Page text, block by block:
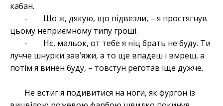
кабан.
- Що ж, дякую, що підвезли, – я простягнув
цьому неприємному типу гроші.
- Нє, мальок, от тебе я ніц брать не буду. Ти
лучче шнурки зав’яжи, а то ще впадеш і вмреш, а
потім я винен буду, – товстун реготав іще дужче.
Не встиг я подивитися на ноги, як фургон із